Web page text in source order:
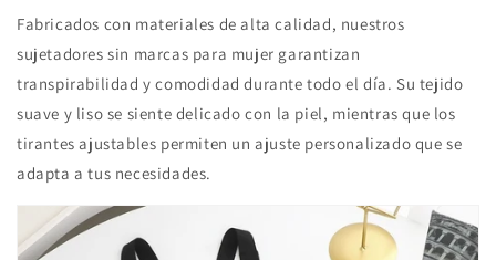
Fabricados con materiales de alta calidad, nuestros
sujetadores sin marcas para mujer garantizan
transpirabilidad y comodidad durante todo el día. Su tejido
suave y liso se siente delicado con la piel, mientras que los
tirantes ajustables permiten un ajuste personalizado que se
adapta a tus necesidades.